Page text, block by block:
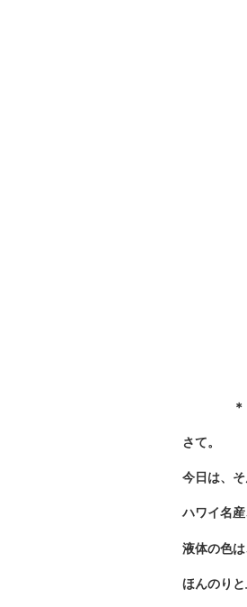
＊
さて。
今日は、
ハワイ名産
液体の色は
ほんのり